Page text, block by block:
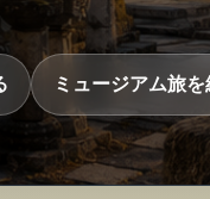
ミュージアム旅を